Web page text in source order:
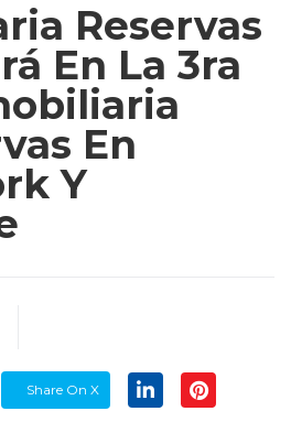
Reservas
En La 3ra
En
Y
Share On X